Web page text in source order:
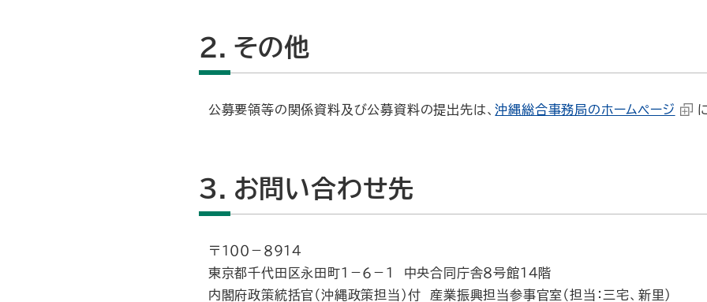
２．その他
公募要領等の関係資料及び公募資料の提出先は、沖縄総合事務局のホームページ
３．お問い合わせ先
〒１００－８９１４
東京都千代田区永田町１－６－１ 中央合同庁舎８号館１４階
内閣府政策統括官（沖縄政策担当）付 産業振興担当参事官室（担当：三宅、新里）